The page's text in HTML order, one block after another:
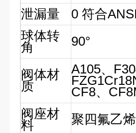
泄漏量
0 符合
球体转
角 90°
阀体材
质
A105、
CF8、
阀座材
料
聚四氟乙